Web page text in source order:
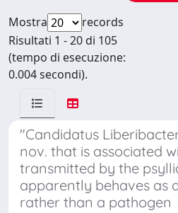
Mostra
records
Risultati 1 - 20 di 105
(tempo di esecuzione:
0.004 secondi).
"Candidatus
nov. that is associated
transmitted by the
apparently behaves as
rather than a pathogen